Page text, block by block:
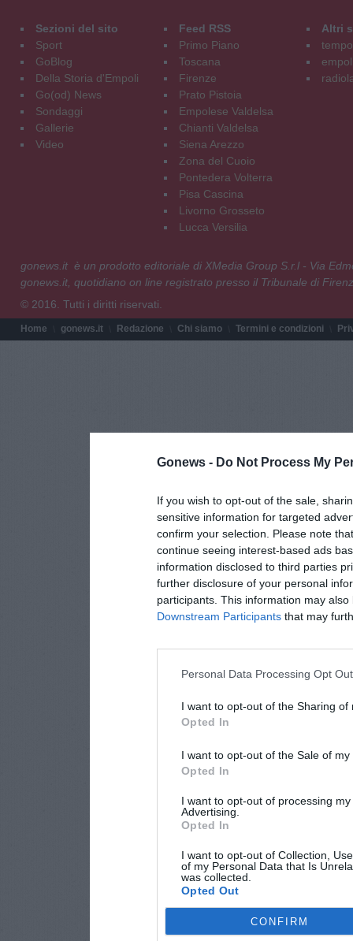
Gonews - Do Not Process My
If you wish to opt-out of the sale,
sensitive information for targeted
confirm your selection. Please note
continue seeing interest-based ads
information disclosed to third parties
further disclosure of your personal
participants. This information may
Downstream Participants that may
Personal Data Processing Opt
I want to opt-out of the Sharing of
Opted In
I want to opt-out of the Sale of
Opted In
I want to opt-out of processing
Advertising.
Opted In
I want to opt-out of Collection,
of my Personal Data that Is
was collected.
Opted Out
CONFIRM
Sezioni del sito
Sport
GoBlog
Della Storia d'Empoli
Go(od) News
Sondaggi
Gallerie
Video
Feed RSS
Primo Piano
Toscana
Firenze
Prato Pistoia
Empolese Valdelsa
Chianti Valdelsa
Siena Arezzo
Zona del Cuoio
Pontedera Volterra
Pisa Cascina
Livorno Grosseto
Lucca Versilia
Altri
gonews.it è un prodotto editoriale di XMedia Group S.r.l - Via
gonews.it, quotidiano on line registrato presso il Tribunale di
© 2016. Tutti i diritti riservati.
Home gonews.it Redazione Chi siamo Termini e condizioni